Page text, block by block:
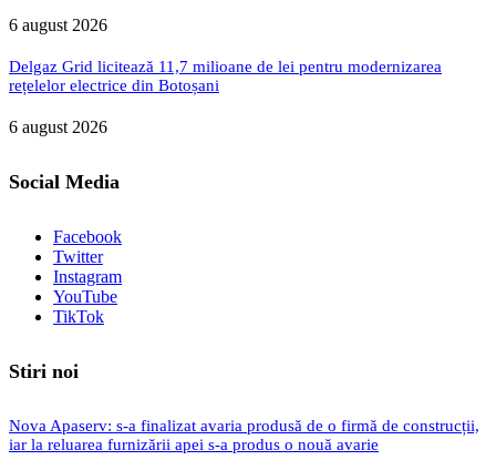
6 august 2026
Delgaz Grid licitează 11,7 milioane de lei pentru modernizarea
rețelelor electrice din Botoșani
6 august 2026
Social Media
Facebook
Twitter
Instagram
YouTube
TikTok
Stiri noi
Nova Apaserv: s-a finalizat avaria produsă de o firmă de construcții,
iar la reluarea furnizării apei s-a produs o nouă avarie